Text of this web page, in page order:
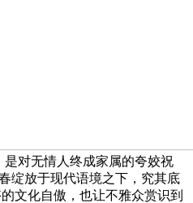
对无情人终成家属的夸姣祝
绽放于现代语境之下，究其底
文化自傲，也让不雅众赏识到